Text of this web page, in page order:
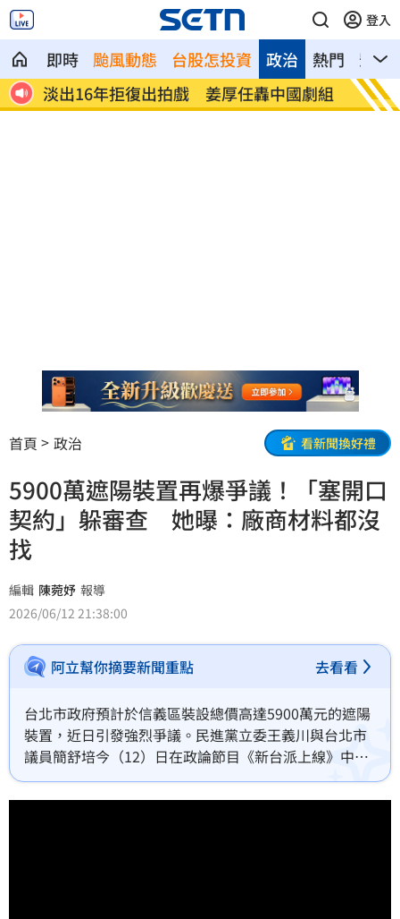
登入
即時 颱風動態 台股怎投資 熱門 影音
政治
淡出16年拒復出拍戲 姜厚任轟中國劇組 淡江
首頁 政治 看新聞換好禮
5900萬遮陽裝置再爆爭議！「塞開口
契約」躲審查 她曝：廠商材料都沒
找
編輯 陳菀妤 報導
2026/06/12 21:38:00
阿立幫你摘要新聞重點 去看看
台北市政府預計於信義區裝設總價高達5900萬元的遮陽
裝置，近日引發強烈爭議。民進黨立委王義川與台北市
議員簡舒培今（12）日在政論節目《新台派上線》中踢
爆，北市府不僅動用「平均地權基金」規避議會預算審
查，更將施工工程直接塞進「開口契約」中執行。簡舒